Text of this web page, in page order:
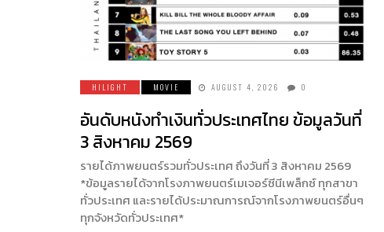
HILIGHT MOVIE AUGUST 4, 2026 0
อันดับหนังทำเงินทั่วประเทศไทย ข้อมูลวันที่
3 สิงหาคม 2569
รายได้ภาพยนตร์รวมทั่วประเทศ ถึงวันที่ 3 สิงหาคม 2569
*ข้อมูลรายได้จากโรงภาพยนตร์เมเจอร์ซีนีเพล็กซ์ ทุกสาขา
ทั่วประเทศ และรายได้ประมาณการณ์จากโรงภาพยนตร์อื่นๆ
ทุกจังหวัดทั่วประเทศ*